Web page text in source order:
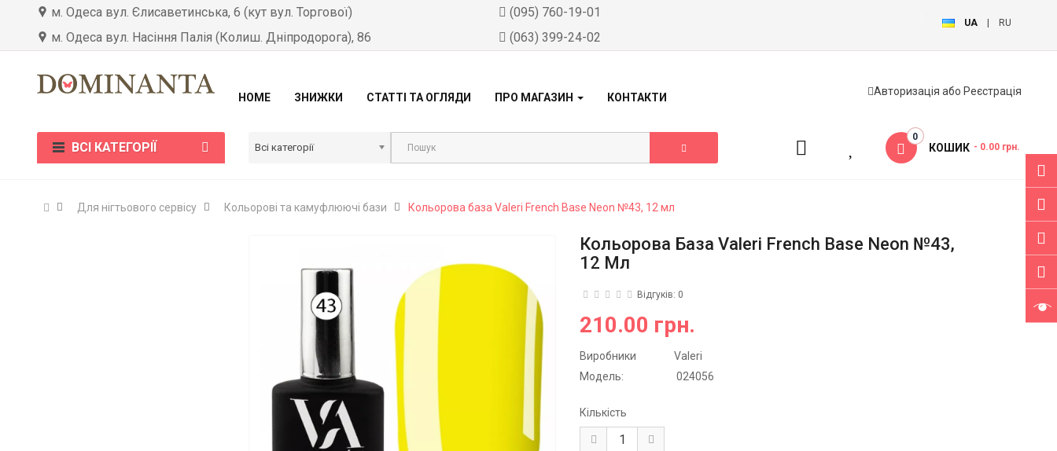
м. Одеса вул. Єлисаветинська, 6 (кут вул. Торгової)
м. Одеса вул. Насіння Палія (Колиш. Дніпродорога), 86
(095) 760-19-01
(063) 399-24-02
UA RU
HOME ЗНИЖКИ СТАТТІ ТА ОГЛЯДИ ПРО МАГАЗИН КОНТАКТИ Авторизація або Реєстрація
ВСІ КАТЕГОРІЇ Всі категорії КОШИК
0
- 0.00 грн.
Для нігтьового сервісу Кольорові та камуфлюючі бази Кольорова база Valeri French Base Neon №43, 12 мл
Кольорова База Valeri French Base Neon №43,
12 Мл
Відгуків: 0
210.00 грн.
Виробники
Valeri
Модель:
024056
Кількість